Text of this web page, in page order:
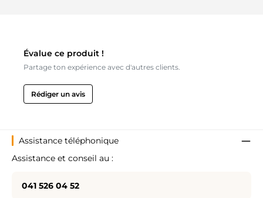
Évalue ce produit !
Partage ton expérience avec d'autres clients.
Rédiger un avis
Assistance téléphonique
Assistance et conseil au :
041 526 04 52